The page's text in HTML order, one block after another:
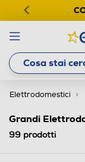
Elettrodomestici
Grandi
99 prodotti